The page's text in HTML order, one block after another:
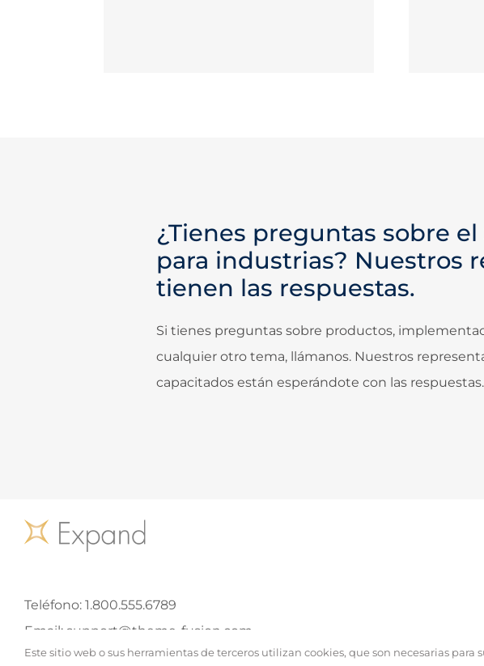
¿Tienes preguntas sobre el
para industrias? Nuestros
tienen las respuestas.
Si tienes preguntas sobre productos,
cualquier otro tema, llámanos. Nuestros
capacitados están esperándote con las respuestas.
Teléfono: 1.800.555.6789
Email: support@theme-fusion.com
Este sitio web o sus herramientas de terceros utilizan cookies, que son necesarias